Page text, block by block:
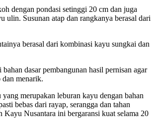
dengan pondasi setinggi 20 cm dan juga
ulin. Susunan atap dan rangkanya berasal dari
berasal dari kombinasi kayu sungkai dan
bahan dasar pembangunan hasil pernisan agar
menarik.
merupakan leburan kayu dengan bahan
bebas dari rayap, serangga dan tahan
Kayu Nusantara ini bergaransi kuat selama 20